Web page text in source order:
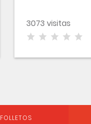
3073 visitas
FOLLETOS